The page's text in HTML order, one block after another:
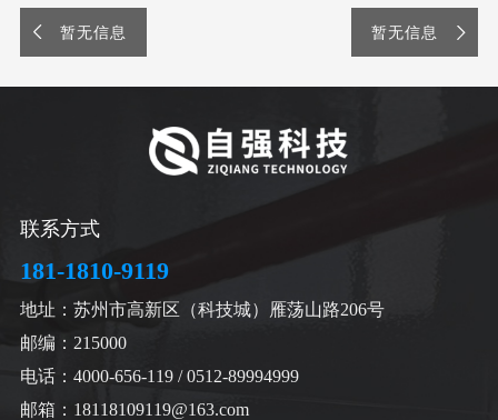
暂无信息 暂无信息
联系方式
181-1810-9119
地址：苏州市高新区（科技城）雁荡山路206号
邮编：215000
电话：4000-656-119 / 0512-89994999
邮箱：18118109119@163.com